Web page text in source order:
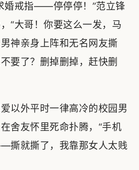
婚戒指——停停停！”范立锋
“大哥！你要这么一发，马
神亲身上阵和无名网友撕
要了？删掉删掉，赶快删
以外平时一律高冷的校园男
舍友怀里死命扑腾，“手机
撕就撕了，我靠那女人太贱